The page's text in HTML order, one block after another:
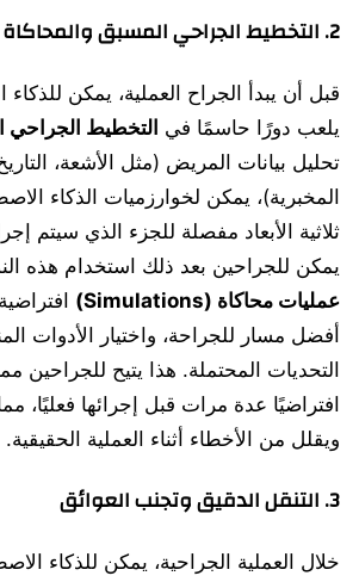
2. التخطيط الجراحي المسبق والمحاكاة
قبل أن يبدأ الجراح العملية، يمكن
يلعب دورًا حاسمًا في التخطيط الجراحي
تحليل بيانات المريض (مثل الأشعة،
المخبرية)، يمكن لخوارزميات الذكاء
ثلاثية الأبعاد مفصلة للجزء الذي سيتم
يمكن للجراحين بعد ذلك استخدام هذه
عمليات محاكاة (Simulations)
أفضل مسار للجراحة، واختيار الأدوات
التحديات المحتملة. هذا يتيح للجراحين
افتراضيًا عدة مرات قبل إجرائها فعليًا،
ويقلل من الأخطاء أثناء العملية الحقيقية.
3. التنقل الدقيق وتجنب العوائق
خلال العملية الجراحية، يمكن للذكاء